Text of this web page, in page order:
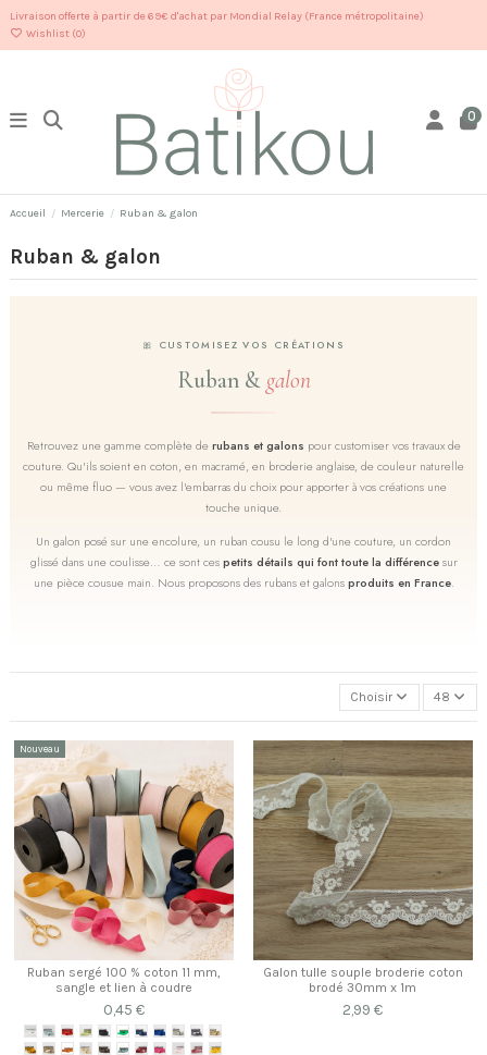
Livraison offerte à partir de 69€ d'achat par Mondial Relay (France métropolitaine)
Wishlist (0)
0
Accueil Mercerie Ruban & galon
Ruban & galon
🎀 CUSTOMISEZ VOS CRÉATIONS
Ruban & galon
Retrouvez une gamme complète de rubans et galons pour customiser vos travaux de
couture. Qu'ils soient en coton, en macramé, en broderie anglaise, de couleur naturelle
ou même fluo — vous avez l'embarras du choix pour apporter à vos créations une
touche unique.
Un galon posé sur une encolure, un ruban cousu le long d'une couture, un cordon
glissé dans une coulisse… ce sont cespetits détails qui font toute la différencesur
une pièce cousue main. Nous proposons des rubans et galonsproduits en France.
Choisir 48
Nouveau
Ruban sergé 100 % coton 11 mm,
sangle et lien à coudre
0,45 €
Galon tulle souple broderie coton
brodé 30mm x 1m
2,99 €